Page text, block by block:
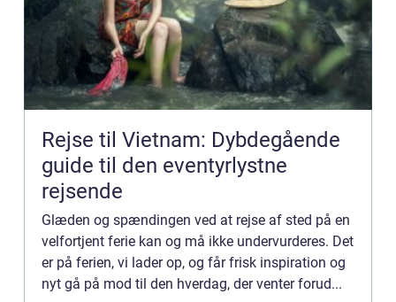
Rejse til Vietnam: Dybdegående
guide til den eventyrlystne
rejsende
Glæden og spændingen ved at rejse af sted på en
velfortjent ferie kan og må ikke undervurderes. Det
er på ferien, vi lader op, og får frisk inspiration og
nyt gå på mod til den hverdag, der venter forud...